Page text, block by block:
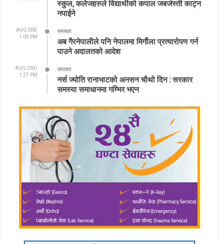
स्कुल, कलेजहरुले विद्यार्थीको कपाल जबर्जस्ती काट्न
नपाईने
AUG 3RD
1:09 PM
समाचार
अब गैरनेपालीले पनि नेपालमा मिर्गौला प्रत्यारोपण गर्न
पाउने अदालतको आदेश
AUG 2ND
1:27 PM
समाचार
नर्स ज्योति रानाभाटको अनसन चौथो दिन : सरकार
समस्या समाधानमा गम्भिर भएन